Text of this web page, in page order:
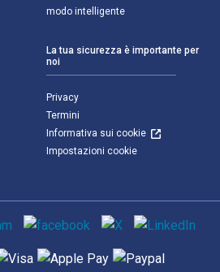
modo intelligente
La tua sicurezza è importante per
noi
Privacy
Termini
Informativa sui cookie
Impostazioni cookie